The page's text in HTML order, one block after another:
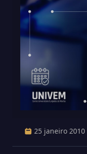
25 janeiro 2010